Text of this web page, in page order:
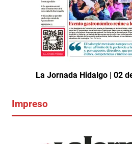
La Jornada Hidalgo | 02
Impreso